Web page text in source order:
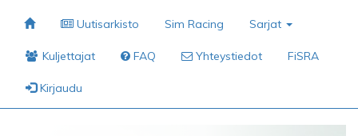
Uutisarkisto Sim Racing Sarjat
Kuljettajat FAQ Yhteystiedot FiSRA
Kirjaudu